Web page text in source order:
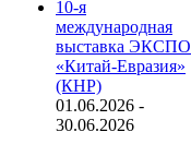
10-я
международная
выставка ЭКСПО
«Китай-Евразия»
(КНР)
01.06.2026 -
30.06.2026